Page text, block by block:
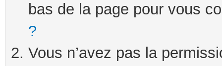
bas de la page pour vous
?
Vous n’avez pas la